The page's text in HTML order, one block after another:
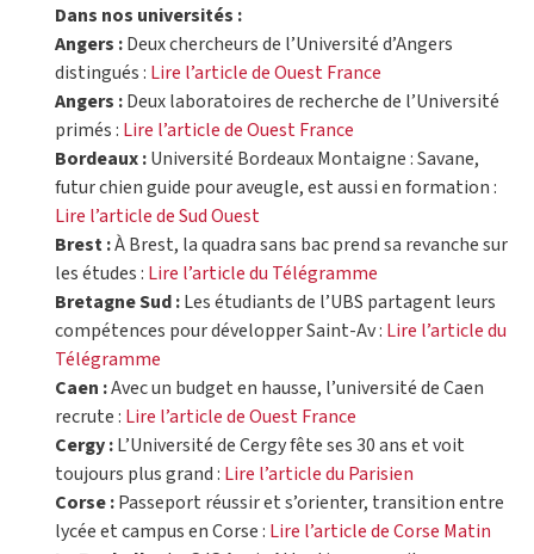
Dans nos universités :
Angers :Deux chercheurs de l’Université d’Angers
distingués : Lire l’article de Ouest France
Angers :Deux laboratoires de recherche de l’Université
primés : Lire l’article de Ouest France
Bordeaux :Université Bordeaux Montaigne : Savane,
futur chien guide pour aveugle, est aussi en formation :
Lire l’article de Sud Ouest
Brest :À Brest, la quadra sans bac prend sa revanche sur
les études : Lire l’article du Télégramme
Bretagne Sud :Les étudiants de l’UBS partagent leurs
compétences pour développer Saint-Av : Lire l’article du
Télégramme
Caen :Avec un budget en hausse, l’université de Caen
recrute : Lire l’article de Ouest France
Cergy :L’Université de Cergy fête ses 30 ans et voit
toujours plus grand : Lire l’article du Parisien
Corse :Passeport réussir et s’orienter, transition entre
lycée et campus en Corse : Lire l’article de Corse Matin